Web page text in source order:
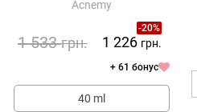
50 Treatment for Acne-Prone
Acnemy
-20%
1 533грн. 1 226 грн.
+ 61 бонус
40 ml